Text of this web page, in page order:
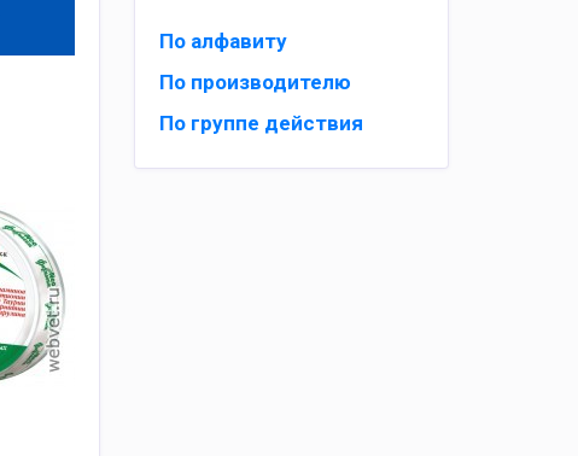
По алфавиту
По производителю
По группе действия